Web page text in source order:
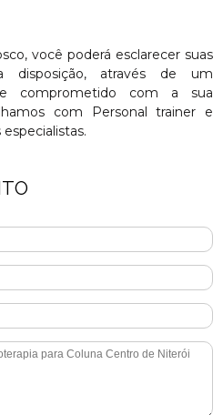
você poderá esclarecer suas
disposição, através de um
comprometido com a sua
com Personal trainer e